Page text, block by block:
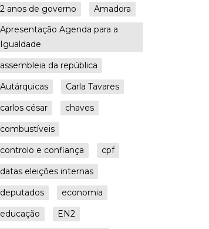
2 anos de governo
Amadora
Apresentação Agenda para a
Igualdade
assembleia da república
Autárquicas
Carla Tavares
carlos césar
chaves
combustíveis
controlo e confiança
cpf
datas eleições internas
deputados
economia
educação
EN2